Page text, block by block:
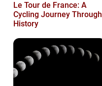
Le Tour de France: A
Cycling Journey Through
History